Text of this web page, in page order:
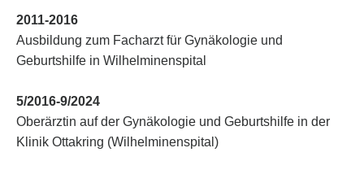
2011-2016
Ausbildung zum Facharzt für Gynäkologie und
Geburtshilfe in Wilhelminenspital
5/2016-9/2024
Oberärztin auf der Gynäkologie und Geburtshilfe in der
Klinik Ottakring (Wilhelminenspital)